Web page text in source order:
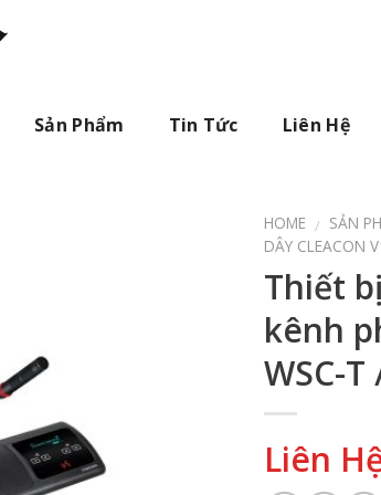
Sản Phẩm Tin Tức Liên Hệ
HOME / SẢN
DÂY CLEACON
Thiết
kênh
WSC-T
Liên